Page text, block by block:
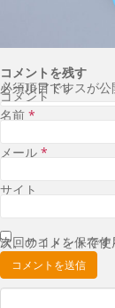
コメントを残す
メールアドレスが公
が付いている欄は必須項目です
コメント
名前 *
メール *
サイト
次回のコメントで使用するためブラウザーに自分の名前、メールアドレス、サ